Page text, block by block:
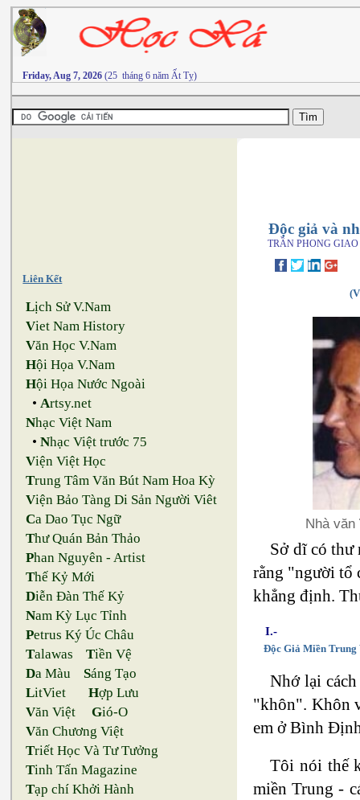
Friday, Aug 7, 2026 (25 tháng 6 năm Ất Tỵ)
Liên Kết
Lịch Sử V.Nam
Viet Nam History
Văn Học V.Nam
Hội Họa V.Nam
Hội Họa Nước Ngoài
•Artsy.net
Nhạc Việt Nam
•Nhạc Việt trước 75
Viện Việt Học
Trung Tâm Văn Bút Nam Hoa Kỳ
Viện Bảo Tàng Di Sản Người Viêt
Ca Dao Tục Ngữ
Thư Quán Bản Thảo
Phan Nguyên - Artist
Thế Kỷ Mới
Diễn Đàn Thế Kỷ
Nam Kỳ Lục Tỉnh
Petrus Ký Úc Châu
Talawas Tiền Vệ
Da Màu Sáng Tạo
LitViet Hợp Lưu
Văn Việt Gió-O
Văn Chương Việt
Triết Học Và Tư Tưởng
Tinh Tấn Magazine
Tạp chí Khởi Hành
Độc giả và
TRẦN PHONG GIAO
Nhà văn
Sở dĩ có thư
rằng "người tổ
khẳng định.
I.-
Độc Giả Miền Trung
Nhớ lại
"khôn". Khôn
em ở Bình
Tôi nói thế
miền Trung -